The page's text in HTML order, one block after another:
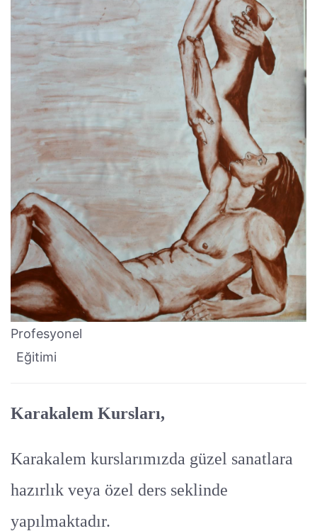
Profesyonel
Eğitimi
Karakalem Kursları,
Karakalem kurslarımızda güzel sanatlara
hazırlık veya özel ders seklinde
yapılmaktadır.